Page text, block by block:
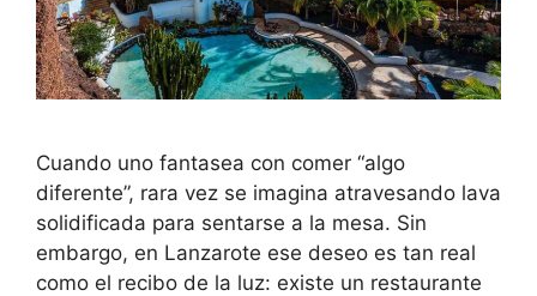
Cuando uno fantasea con comer “algo
diferente”, rara vez se imagina atravesando lava
solidificada para sentarse a la mesa. Sin
embargo, en Lanzarote ese deseo es tan real
como el recibo de la luz: existe un restaurante